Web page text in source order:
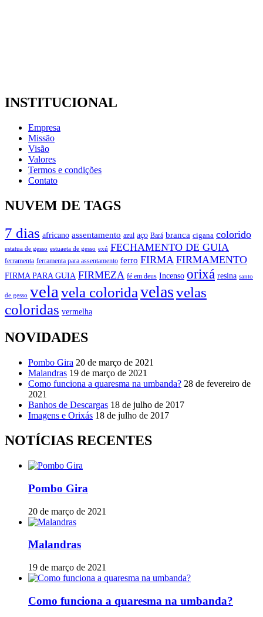
INSTITUCIONAL
Empresa
Missão
Visão
Valores
Termos e condições
Contato
NUVEM DE TAGS
7 dias africano assentamento azul aço Bará branca cigana colorido
estatua de gesso estuaeta de gesso exú FECHAMENTO DE GUIA
ferramenta ferramenta para assentamento ferro FIRMA FIRMAMENTO
FIRMA PARA GUIA FIRMEZA fé em deus Incenso orixá resina santo
de gesso velavela coloridavelasvelas
coloridas vermelha
NOVIDADES
Pombo Gira 20 de março de 2021
Malandras 19 de março de 2021
Como funciona a quaresma na umbanda? 28 de fevereiro de
2021
Banhos de Descargas 18 de julho de 2017
Imagens e Orixás 18 de julho de 2017
NOTÍCIAS RECENTES
Pombo Gira
20 de março de 2021
Malandras
19 de março de 2021
Como funciona a quaresma na umbanda?